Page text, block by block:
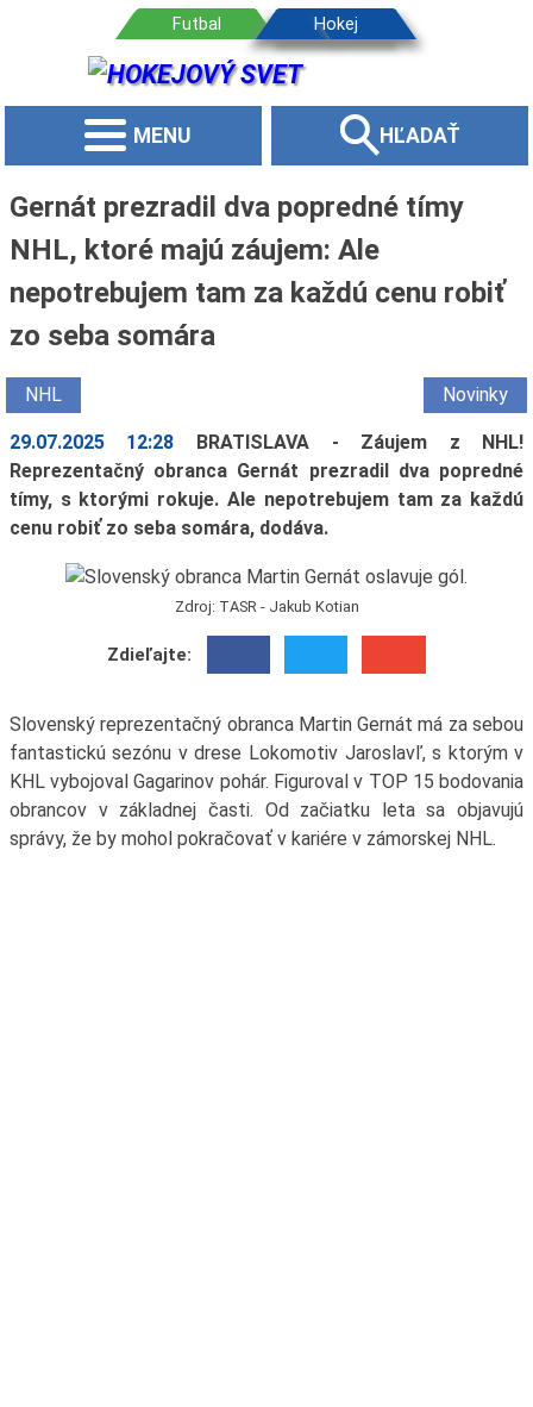
MENU HĽADAŤ
Gernát prezradil dva popredné tímy
NHL, ktoré majú záujem: Ale
nepotrebujem tam za každú cenu robiť
zo seba somára
NHL Novinky
29.07.2025 12:28
BRATISLAVA - Záujem z NHL!
Reprezentačný obranca Gernát prezradil dva popredné
tímy, s ktorými rokuje. Ale nepotrebujem tam za každú
cenu robiť zo seba somára, dodáva.
Zdroj: TASR - Jakub Kotian
Zdieľajte:
Slovenský reprezentačný obranca Martin Gernát má za sebou
fantastickú sezónu v drese Lokomotiv Jaroslavľ, s ktorým v
KHL vybojoval Gagarinov pohár. Figuroval v TOP 15 bodovania
obrancov v základnej časti. Od začiatku leta sa objavujú
správy, že by mohol pokračovať v kariére v zámorskej NHL.